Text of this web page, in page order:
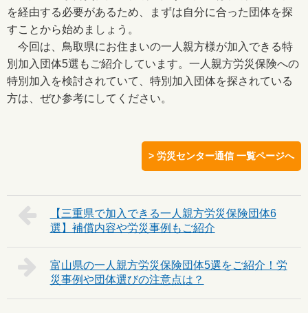
を経由する必要があるため、まずは自分に合った団体を探
すことから始めましょう。
今回は、鳥取県にお住まいの一人親方様が加入できる特
別加入団体5選もご紹介しています。一人親方労災保険への
特別加入を検討されていて、特別加入団体を探されている
方は、ぜひ参考にしてください。
> 労災センター通信 一覧ページへ
【三重県で加入できる一人親方労災保険団体6
選】補償内容や労災事例もご紹介
富山県の一人親方労災保険団体5選をご紹介！労
災事例や団体選びの注意点は？